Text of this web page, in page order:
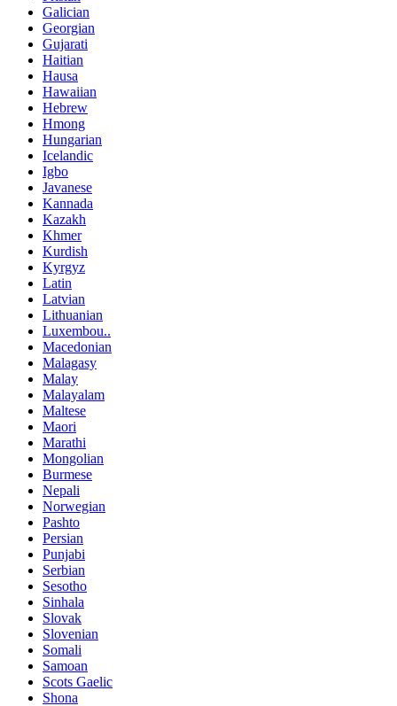
Galician
Georgian
Gujarati
Haitian
Hausa
Hawaiian
Hebrew
Hmong
Hungarian
Icelandic
Igbo
Javanese
Kannada
Kazakh
Khmer
Kurdish
Kyrgyz
Latin
Latvian
Lithuanian
Luxembou..
Macedonian
Malagasy
Malay
Malayalam
Maltese
Maori
Marathi
Mongolian
Burmese
Nepali
Norwegian
Pashto
Persian
Punjabi
Serbian
Sesotho
Sinhala
Slovak
Slovenian
Somali
Samoan
Scots Gaelic
Shona